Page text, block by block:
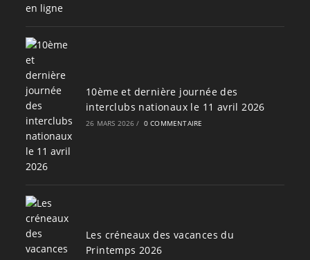
10ème et dernière journée des
interclubs nationaux le 11 avril 2026
26 MARS 2026 / 0 COMMENTAIRE
Les créneaux des vacances du
Printemps 2026